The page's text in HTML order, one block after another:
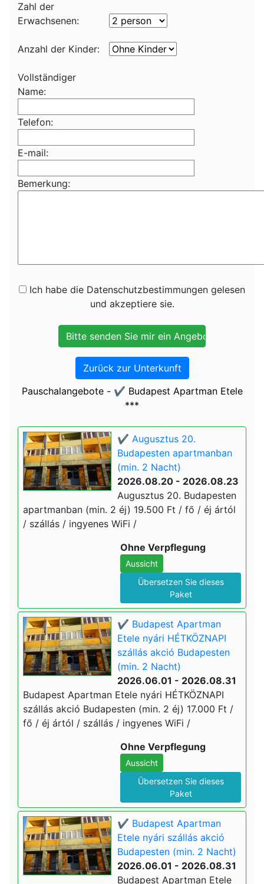
Zahl der
Erwachsenen:
Anzahl der Kinder:
Vollständiger
Name:
Telefon:
E-mail:
Bemerkung:
Ich habe die Datenschutzbestimmungen gelesen
und akzeptiere sie.
Zurück zur Unterkunft
Pauschalangebote - ✔️ Budapest Apartman Etele
***
✔️ Augusztus 20.
Budapesten apartmanban
(min. 2 Nacht)
2026.08.20 - 2026.08.23
Augusztus 20. Budapesten
apartmanban (min. 2 éj) 19.500 Ft / fő / éj ártól
/ szállás / ingyenes WiFi /
Ohne Verpflegung
Aussicht
Übersetzen Sie dieses
Paket
✔️ Budapest Apartman
Etele nyári HÉTKÖZNAPI
szállás akció Budapesten
(min. 2 Nacht)
2026.06.01 - 2026.08.31
Budapest Apartman Etele nyári HÉTKÖZNAPI
szállás akció Budapesten (min. 2 éj) 17.000 Ft /
fő / éj ártól / szállás / ingyenes WiFi /
Ohne Verpflegung
Aussicht
Übersetzen Sie dieses
Paket
✔️ Budapest Apartman
Etele nyári szállás akció
Budapesten (min. 2 Nacht)
2026.06.01 - 2026.08.31
Budapest Apartman Etele